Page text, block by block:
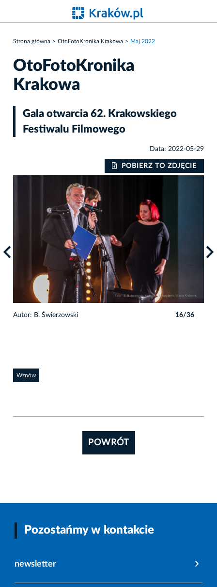
Strona główna OtoFotoKronika Krakowa Maj 2022
OtoFotoKronika
Krakowa
Gala otwarcia 62. Krakowskiego
Festiwalu Filmowego
Data: 2022-05-29
POBIERZ TO ZDJĘCIE
Autor: B. Świerzowski 16/36
Wznów
POWRÓT
Pozostańmy w kontakcie
newsletter